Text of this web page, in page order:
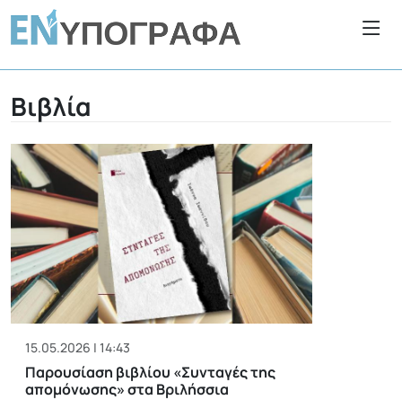
Βιβλία
15.05.2026 | 14:43
Παρουσίαση βιβλίου «Συνταγές της
απομόνωσης» στα Βριλήσσια